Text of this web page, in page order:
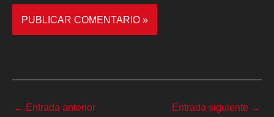
← Entrada anterior Entrada siguiente →